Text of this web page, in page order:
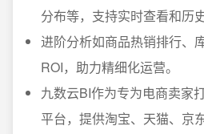
分布等，支持实时查看和历
进阶分析如商品热销排行、
ROI，助力精细化运营。
九数云BI作为专为电商卖家
平台，提供淘宝、天猫、京